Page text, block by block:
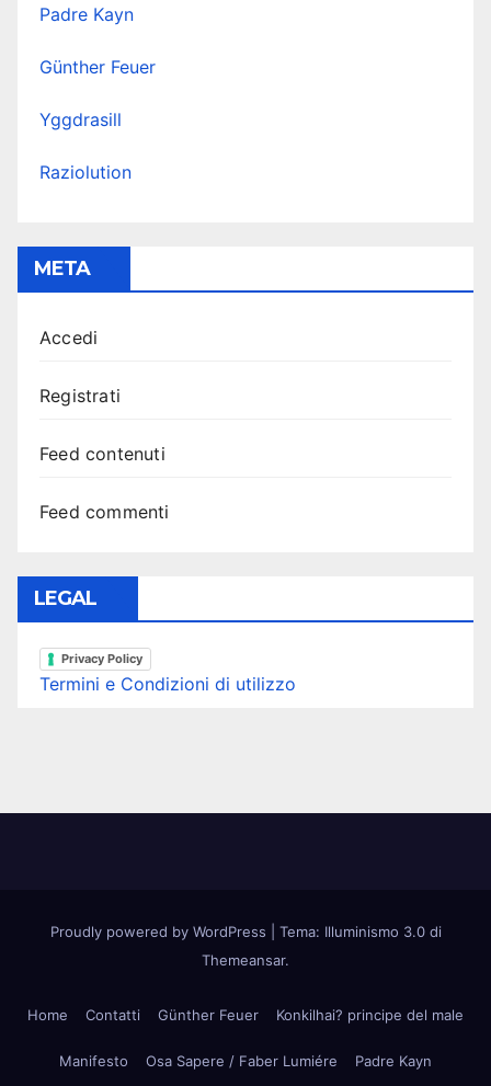
Padre Kayn
Günther Feuer
Yggdrasill
Raziolution
META
Accedi
Registrati
Feed contenuti
Feed commenti
LEGAL
Privacy Policy
Termini e Condizioni di utilizzo
Proudly powered by WordPress
Tema: Illuminismo 3.0 di
Themeansar.
Home Contatti Günther Feuer Konkilhai? principe del male
Manifesto Osa Sapere / Faber Lumiére Padre Kayn